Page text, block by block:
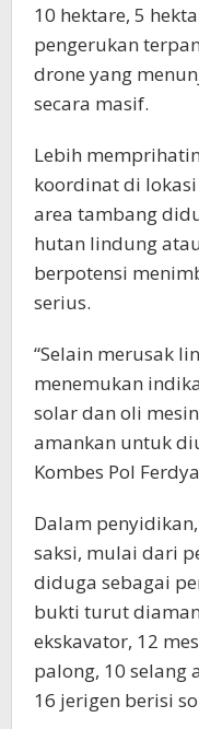
10 hektare, 5
pengerukan
drone yang
secara masif.
Lebih
koordinat di
area tambang
hutan lindung
berpotensi
serius.
“Selain merusak
menemukan
solar dan oli
amankan untuk
Kombes Pol
Dalam
saksi, mulai dari
diduga sebagai
bukti turut
ekskavator, 12
palong, 10 selang
16 jerigen berisi